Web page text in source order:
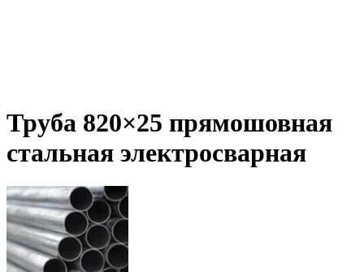
Труба 820×25 прямошовная
стальная электросварная